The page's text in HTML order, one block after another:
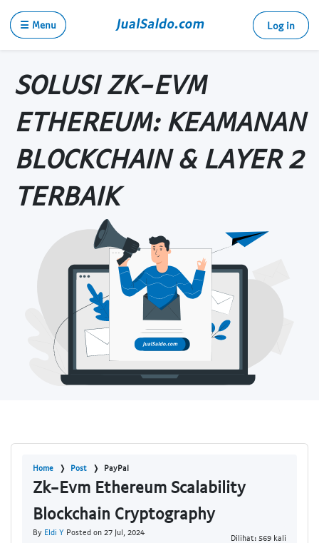
☰ Menu Log in
SOLUSI ZK-EVM
ETHEREUM: KEAMANAN
BLOCKCHAIN & LAYER 2
TERBAIK
Home Post PayPal
Zk-Evm Ethereum Scalability
Blockchain Cryptography
By Eldi Y Posted on 27 Jul, 2024
Dilihat: 569 kali